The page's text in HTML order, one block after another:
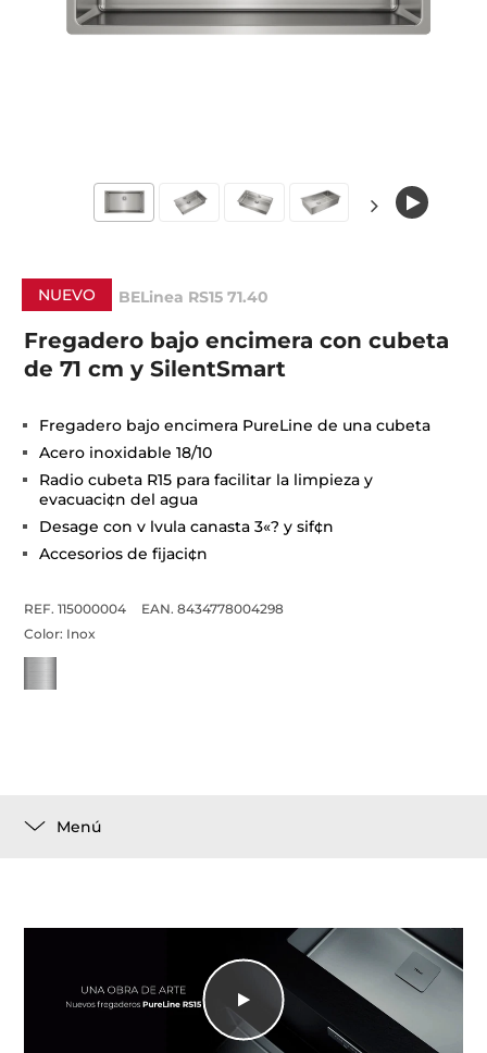
NUEVO BELinea RS15 71.40
Fregadero bajo encimera con cubeta
de 71 cm y SilentSmart
Fregadero bajo encimera PureLine de una cubeta
Acero inoxidable 18/10
Radio cubeta R15 para facilitar la limpieza y
evacuaci¢n del agua
Desage con v lvula canasta 3«? y sif¢n
Accesorios de fijaci¢n
REF. 115000004
EAN. 8434778004298
Color: Inox
Menú